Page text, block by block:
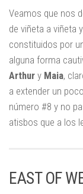
Veamos que nos
de viñeta a viñeta
constituidos por
alguna forma
Arthur y Maia,
a extender un
número #8 y no
atisbos que a los
EAST OF